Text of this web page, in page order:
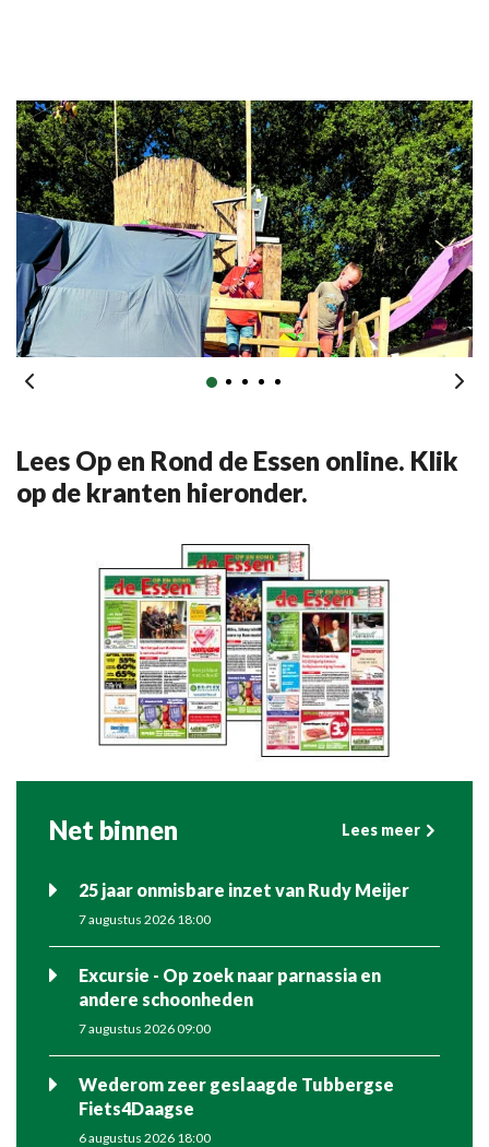
Lees Op en Rond de Essen online. Klik
op de kranten hieronder.
Net binnen Lees meer
25 jaar onmisbare inzet van Rudy Meijer
7 augustus 2026 18:00
Excursie - Op zoek naar parnassia en
andere schoonheden
7 augustus 2026 09:00
Wederom zeer geslaagde Tubbergse
Fiets4Daagse
6 augustus 2026 18:00